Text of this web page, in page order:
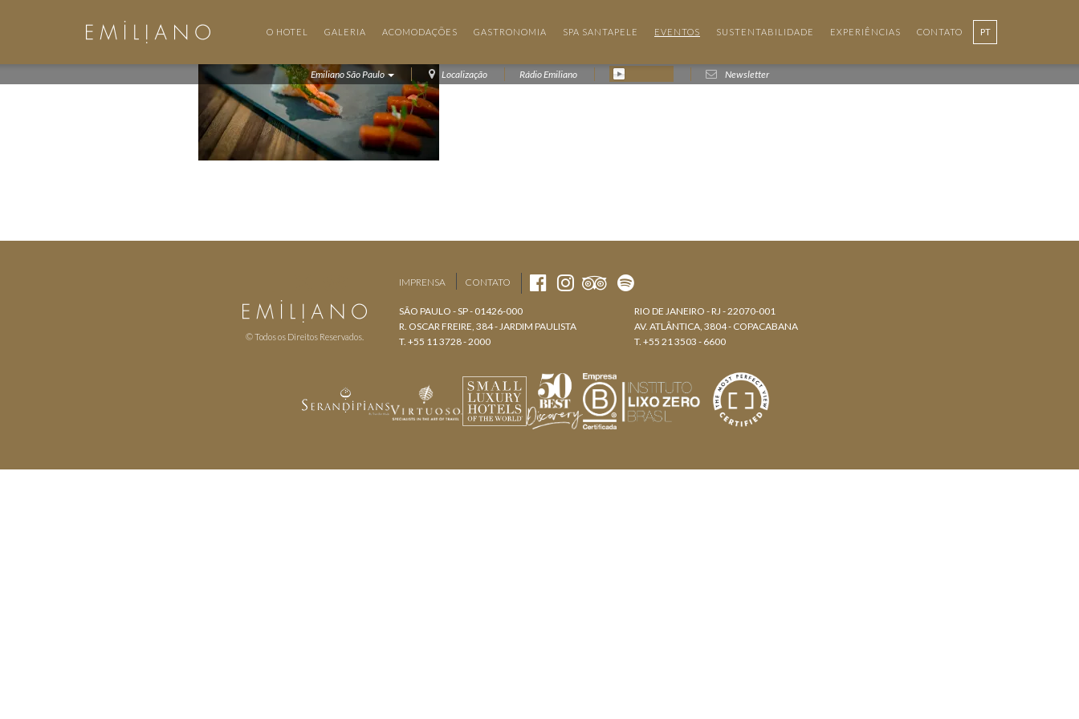
O HOTEL GALERIA ACOMODAÇÕES GASTRONOMIA SPA SANTAPELE EVENTOS SUSTENTABILIDADE EXPERIÊNCIAS CONTATO PT
Emiliano São Paulo Localização Rádio Emiliano Newsletter
© Todos os Direitos Reservados.
IMPRENSA CONTATO
SÃO PAULO - SP - 01426-000
R. OSCAR FREIRE, 384 - JARDIM PAULISTA
T. +55 11 3728 - 2000
RIO DE JANEIRO - RJ - 22070-001
AV. ATLÂNTICA, 3804 - COPACABANA
T. +55 21 3503 - 6600